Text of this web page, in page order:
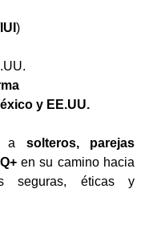
)
y EE.UU.
a solteros, parejas
en su camino hacia
seguras, éticas y